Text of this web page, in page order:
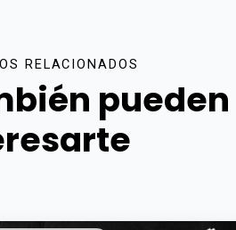
RELACIONADOS
pueden